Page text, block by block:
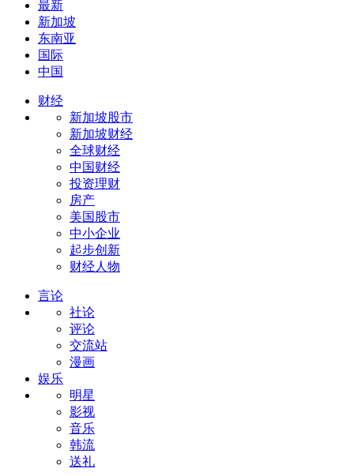
最新
新加坡
东南亚
国际
中国
财经
新加坡股市
新加坡财经
全球财经
中国财经
投资理财
房产
美国股市
中小企业
起步创新
财经人物
言论
社论
评论
交流站
漫画
娱乐
明星
影视
音乐
韩流
送礼